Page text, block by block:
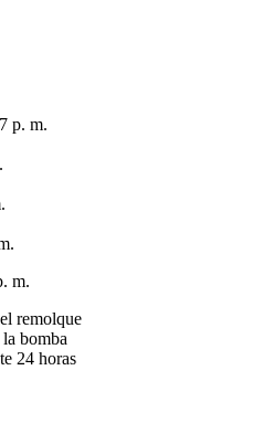
p. m.
m.
remolque
bomba
24 horas